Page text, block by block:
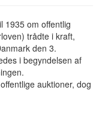
1935 om offentlig
trådte i kraft,
den 3.
i begyndelsen af
auktioner, dog